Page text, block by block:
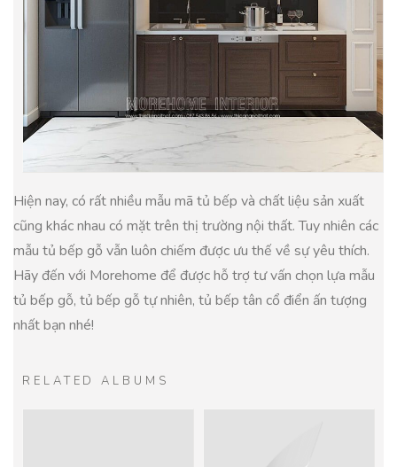
Hiện nay, có rất nhiều mẫu mã tủ bếp và chất liệu sản xuất
cũng khác nhau có mặt trên thị trường nội thất. Tuy nhiên các
mẫu tủ bếp gỗ vẫn luôn chiếm được ưu thế về sự yêu thích.
Hãy đến với Morehome để được hỗ trợ tư vấn chọn lựa mẫu
tủ bếp gỗ, tủ bếp gỗ tự nhiên, tủ bếp tân cổ điển ấn tượng
nhất bạn nhé!
RELATED ALBUMS